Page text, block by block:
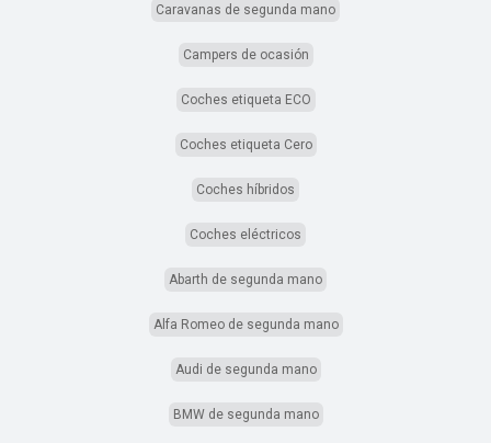
Caravanas de segunda mano
Campers de ocasión
Coches etiqueta ECO
Coches etiqueta Cero
Coches híbridos
Coches eléctricos
Abarth de segunda mano
Alfa Romeo de segunda mano
Audi de segunda mano
BMW de segunda mano